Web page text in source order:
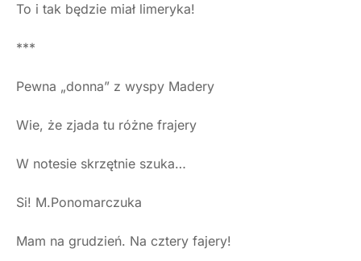
To i tak będzie miał limeryka!
***
Pewna „donna” z wyspy Madery
Wie, że zjada tu różne frajery
W notesie skrzętnie szuka…
Si! M.Ponomarczuka
Mam na grudzień. Na cztery fajery!